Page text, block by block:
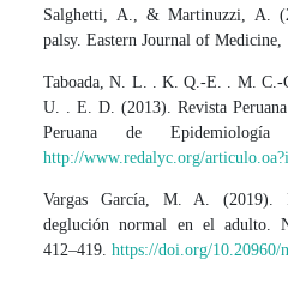
Salghetti, A., & Martinuzzi, A.
palsy. Eastern Journal of Medicine,
Taboada, N. L. . K. Q.-E. . M.
U. . E. D. (2013). Revista
Peruana de
http://www.redalyc.org/
Vargas García, M. A. (2019).
deglución normal en el adulto.
412–419.https://doi.org/10.20960/